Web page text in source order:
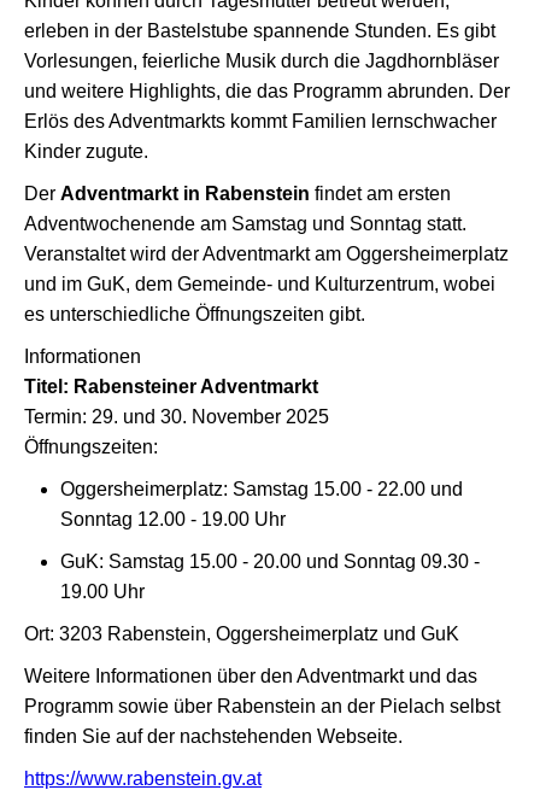
erleben in der Bastelstube spannende Stunden. Es gibt
Vorlesungen, feierliche Musik durch die Jagdhornbläser
und weitere Highlights, die das Programm abrunden. Der
Erlös des Adventmarkts kommt Familien lernschwacher
Kinder zugute.
Der Adventmarkt in Rabenstein findet am ersten
Adventwochenende am Samstag und Sonntag statt.
Veranstaltet wird der Adventmarkt am Oggersheimerplatz
und im GuK, dem Gemeinde- und Kulturzentrum, wobei
es unterschiedliche Öffnungszeiten gibt.
Informationen
Titel: Rabensteiner Adventmarkt
Termin: 29. und 30. November 2025
Öffnungszeiten:
Oggersheimerplatz: Samstag 15.00 - 22.00 und
Sonntag 12.00 - 19.00 Uhr
GuK: Samstag 15.00 - 20.00 und Sonntag 09.30 -
19.00 Uhr
Ort: 3203 Rabenstein, Oggersheimerplatz und GuK
Weitere Informationen über den Adventmarkt und das
Programm sowie über Rabenstein an der Pielach selbst
finden Sie auf der nachstehenden Webseite.
https://www.rabenstein.gv.at